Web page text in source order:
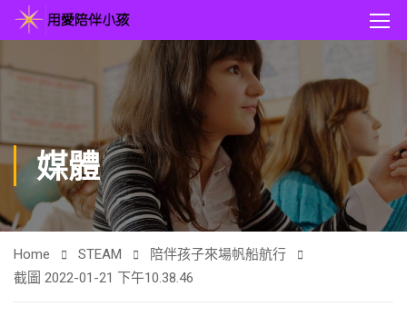
媒體
Home STEAM
陪伴孩子來場帆船航行
截圖 2022-01-21 下午10.38.46